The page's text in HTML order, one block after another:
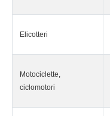
Elicotteri
Motociclette,
ciclomotori